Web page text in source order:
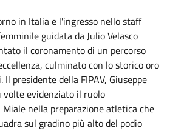
in Italia e l'ingresso nello staff
guidata da Julio Velasco
il coronamento di un percorso
culminato con lo storico oro
Il presidente della FIPAV, Giuseppe
volte evidenziato il ruolo
nella preparazione atletica che
sul gradino più alto del podio